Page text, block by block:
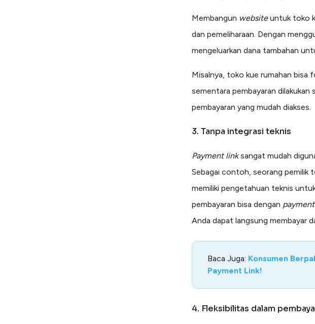
Membangun websiteuntuk toko
dan pemeliharaan. Dengan
mengeluarkan dana tambahan
Misalnya, toko kue rumahan bisa
sementara pembayaran
pembayaran yang mudah diakses.
3. Tanpa integrasi teknis
Payment linksangat mudah
Sebagai contoh, seorang pemilik
memiliki pengetahuan teknis
pembayaran bisa dengan
Anda dapat langsung membayar
Baca Juga: Konsumen
Payment Link!
4. Fleksibilitas dalam